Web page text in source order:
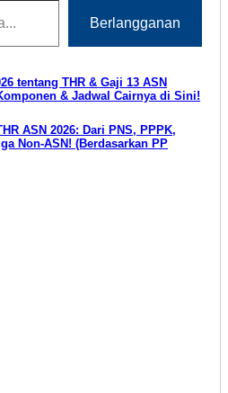
Berlangganan
tentang THR & Gaji 13 ASN
& Jadwal Cairnya di Sini!
ASN 2026: Dari PNS, PPPK,
Non-ASN! (Berdasarkan PP